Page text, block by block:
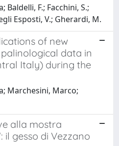
Baldelli, F.; Facchini, S.;
Esposti, V.; Gherardi, M.
of new
data in
Italy) during the
Marchesini, Marco;
alla mostra
il gesso di Vezzano